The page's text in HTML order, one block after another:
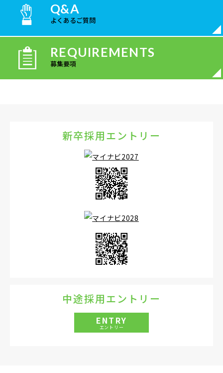
Q&A
よくあるご質問
REQUIREMENTS
募集要項
新卒採用エントリー
中途採用エントリー
ENTRY
エントリー